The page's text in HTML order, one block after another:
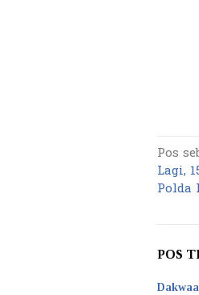
pos
Pos
Lagi,
Polda
POS